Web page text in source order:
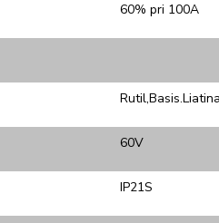
60% pri 100A
60V
IP21S